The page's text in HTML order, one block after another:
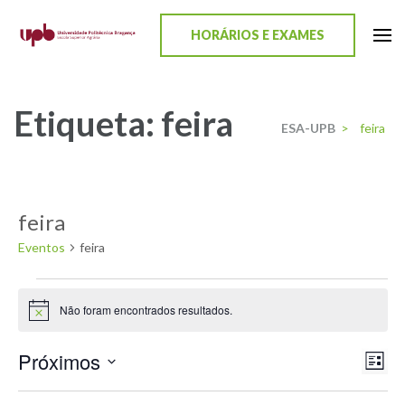
HORÁRIOS E EXAMES
Etiqueta: feira ESA-UPB > feira
feira
Eventos feira
Aviso Não foram encontrados resultados.
de
Lista
Próximos
Selecione